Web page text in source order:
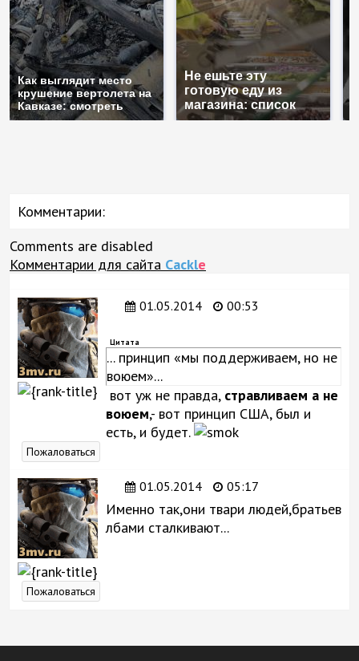
Как выглядит место
крушение вертолета на
Кавказе: смотреть
Не ешьте эту
готовую еду из
магазина: список
Комментарии:
Comments are disabled
Комментарии для сайта Cackle
01.05.2014 00:53
Цитата
... принцип «мы поддерживаем, но не
воюем»...
вот уж не правда, стравливаем а не
воюем,- вот принцип США, был и
есть, и будет.
Пожаловаться
01.05.2014 05:17
Именно так,они твари людей,братьев
лбами сталкивают...
Пожаловаться